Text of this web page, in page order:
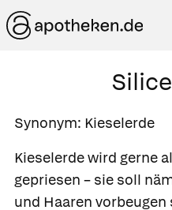
Synonym: Kieselerde
Kieselerde wird gerne
gepriesen – sie soll
und Haaren